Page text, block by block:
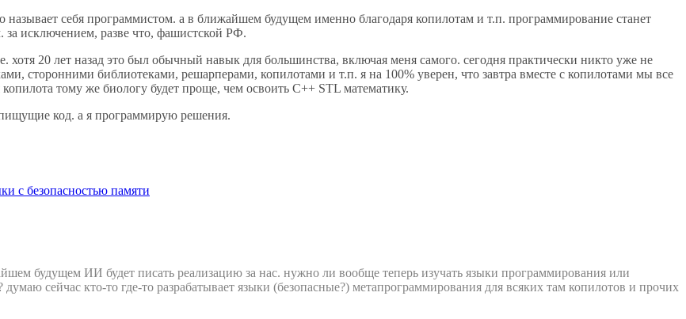
себя программистом. а в ближайшем будущем именно благодаря копилотам и т.п. программирование станет
за исключением, разве что, фашистской РФ.
хотя 20 лет назад это был обычный навык для большинства, включая меня самого. сегодня практически никто уже не
сторонними библиотеками, решарперами, копилотами и т.п. я на 100% уверен, что завтра вместе с копилотами мы все
тому же биологу будет проще, чем освоить C++ STL математику.
код. а я программирую решения.
с безопасностью памяти
будущем ИИ будет писать реализацию за нас. нужно ли вообще теперь изучать языки программирования или
сейчас кто-то где-то разрабатывает языки (безопасные?) метапрограммирования для всяких там копилотов и прочих